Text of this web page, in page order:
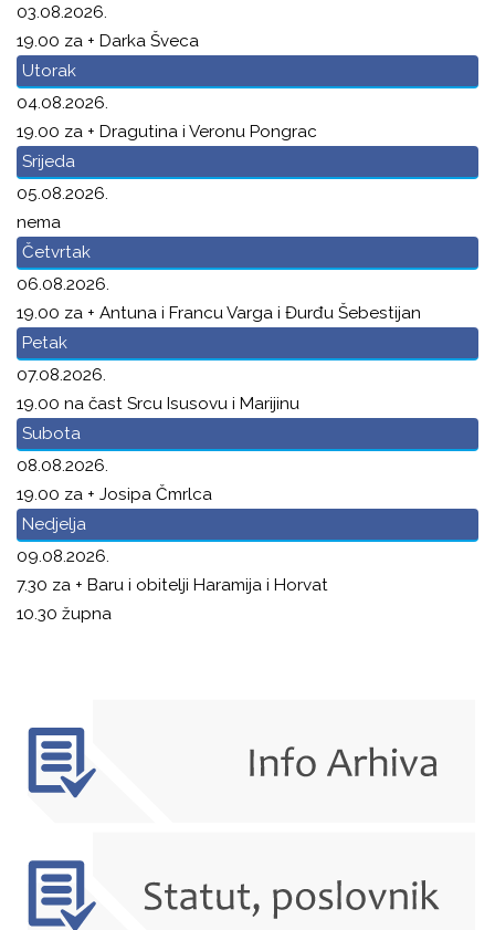
03.08.2026.
19.00 za + Darka Šveca
Utorak
04.08.2026.
19.00 za + Dragutina i Veronu Pongrac
Srijeda
05.08.2026.
nema
Četvrtak
06.08.2026.
19.00 za + Antuna i Francu Varga i Đurđu Šebestijan
Petak
07.08.2026.
19.00 na čast Srcu Isusovu i Marijinu
Subota
08.08.2026.
19.00 za + Josipa Čmrlca
Nedjelja
09.08.2026.
7.30 za + Baru i obitelji Haramija i Horvat
10.30 župna